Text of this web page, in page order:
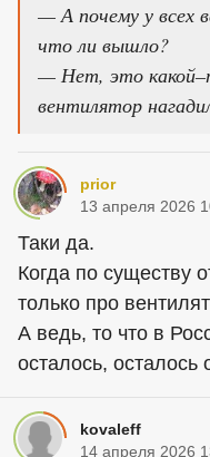
— А почему у всех
что ли вышло?
— Нет, это
вентилятор
prior
13 апреля 2026
Таки да.
Когда по существу
только про
А ведь, то что в
осталось, осталось
kovaleff
14 апреля 2026